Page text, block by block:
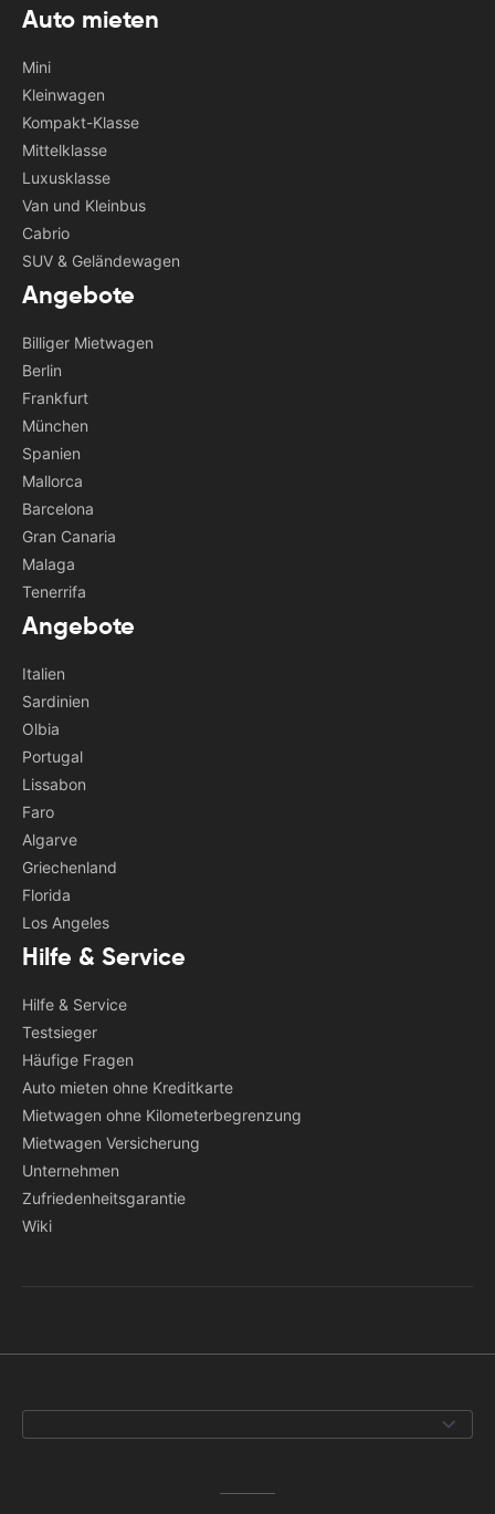
Auto mieten
Mini
Kleinwagen
Kompakt-Klasse
Mittelklasse
Luxusklasse
Van und Kleinbus
Cabrio
SUV & Geländewagen
Angebote
Billiger Mietwagen
Berlin
Frankfurt
München
Spanien
Mallorca
Barcelona
Gran Canaria
Malaga
Tenerrifa
Angebote
Italien
Sardinien
Olbia
Portugal
Lissabon
Faro
Algarve
Griechenland
Florida
Los Angeles
Hilfe & Service
Hilfe & Service
Testsieger
Häufige Fragen
Auto mieten ohne Kreditkarte
Mietwagen ohne Kilometerbegrenzung
Mietwagen Versicherung
Unternehmen
Zufriedenheitsgarantie
Wiki